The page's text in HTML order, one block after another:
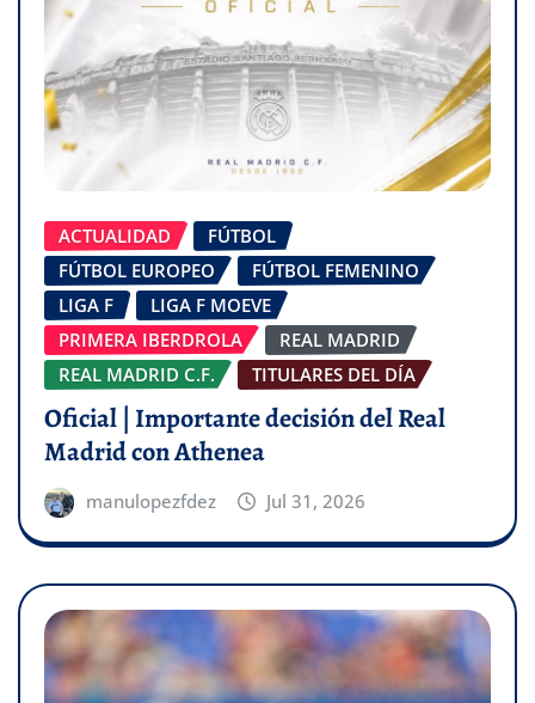
ACTUALIDAD
FÚTBOL
FÚTBOL EUROPEO
FÚTBOL FEMENINO
LIGA F
LIGA F MOEVE
PRIMERA IBERDROLA
REAL MADRID
REAL MADRID C.F.
TITULARES DEL DÍA
Oficial | Importante decisión del Real
Madrid con Athenea
manulopezfdez Jul 31, 2026